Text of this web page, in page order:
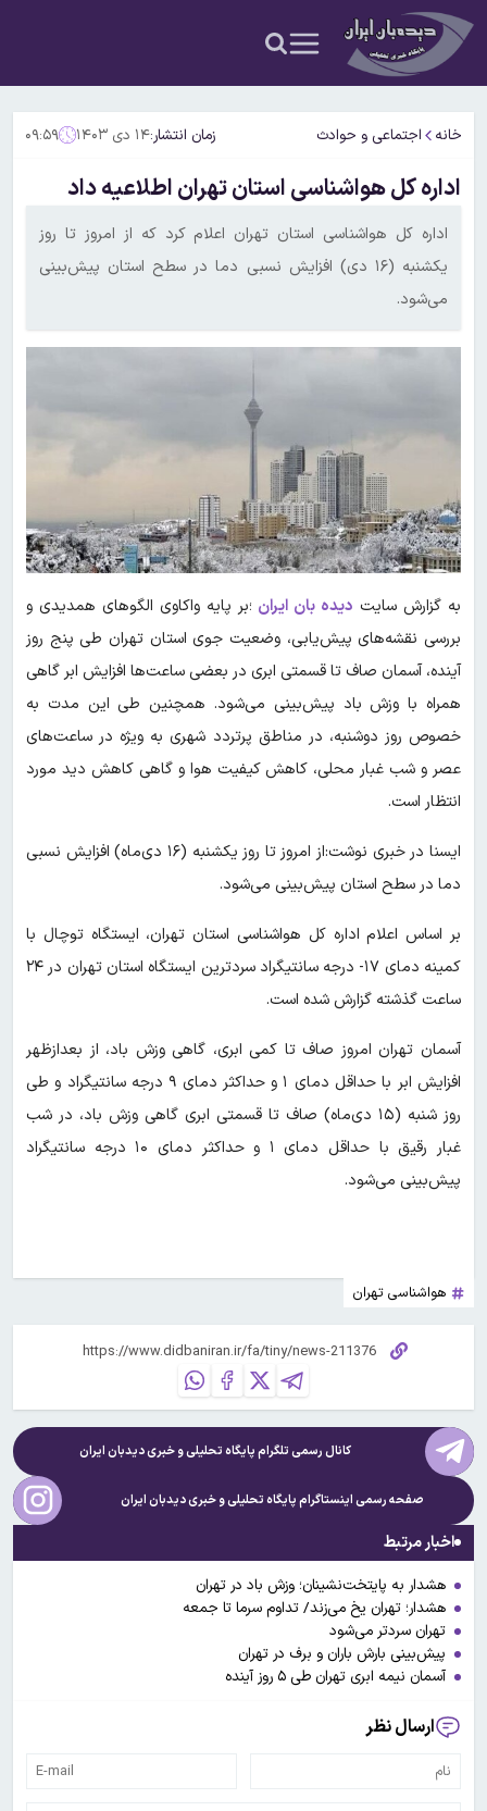
خانه اجتماعی و حوادث زمان انتشار:۱۴ دی ۱۴۰۳ ۰۹:۵۹
اداره کل هواشناسی استان تهران اطلاعیه داد
اداره کل هواشناسی استان تهران اعلام کرد که از امروز تا روز
یکشنبه (۱۶ دی‌) افزایش نسبی دما در سطح استان پیش‌بینی
می‌شود.
به گزارش سایت دیده بان ایران ؛بر پایه واکاوی الگوهای همدیدی و
بررسی نقشه‌های پیش‌یابی، وضعیت جوی استان تهران طی پنج روز
آینده، آسمان صاف تا قسمتی ابری در بعضی ساعت‌ها افزایش ابر گاهی
همراه با وزش باد پیش‌بینی می‌شود. همچنین طی این مدت به
خصوص روز دوشنبه، در مناطق پرتردد شهری به ویژه در ساعت‌های
عصر و شب غبار محلی، کاهش کیفیت هوا و گاهی کاهش دید مورد
انتظار است.
ایسنا در خبری نوشت:از امروز تا روز یکشنبه (۱۶ دی‌ماه) افزایش نسبی
دما در سطح استان پیش‌بینی می‌شود.
بر اساس اعلام اداره کل هواشناسی استان تهران، ایستگاه توچال با
کمینه دمای ۱۷- درجه سانتیگراد سردترین ایستگاه استان تهران در ۲۴
ساعت گذشته گزارش شده است.
آسمان تهران امروز صاف تا کمی ابری، گاهی وزش باد، از بعدازظهر
افزایش ابر با حداقل دمای ۱ و حداکثر دمای ۹ درجه سانتیگراد و طی
‌روز شنبه (۱۵ دی‌ماه) صاف تا قسمتی ابری گاهی وزش باد، در شب
غبار رقیق با حداقل دمای ۱ و حداکثر دمای ۱۰ درجه سانتیگراد
پیش‌بینی می‌شود.
هواشناسی تهران
کانال رسمی تلگرام پایگاه تحلیلی و خبریدیدبان ایران
صفحه رسمی اینستاگرام پایگاه تحلیلی و خبریدیدبان ایران
اخبار مرتبط
هشدار به پایتخت‌نشینان؛ وزش باد در تهران
هشدار؛ تهران یخ می‌زند/ تداوم سرما تا جمعه
تهران سردتر می‌شود
پیش‌بینی بارش باران و برف در تهران
آسمان نیمه ابری تهران طی ۵ روز آینده
ارسال نظر